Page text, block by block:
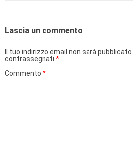
Lascia un commento
Il tuo indirizzo email non sarà pubblicato.
contrassegnati *
Commento *